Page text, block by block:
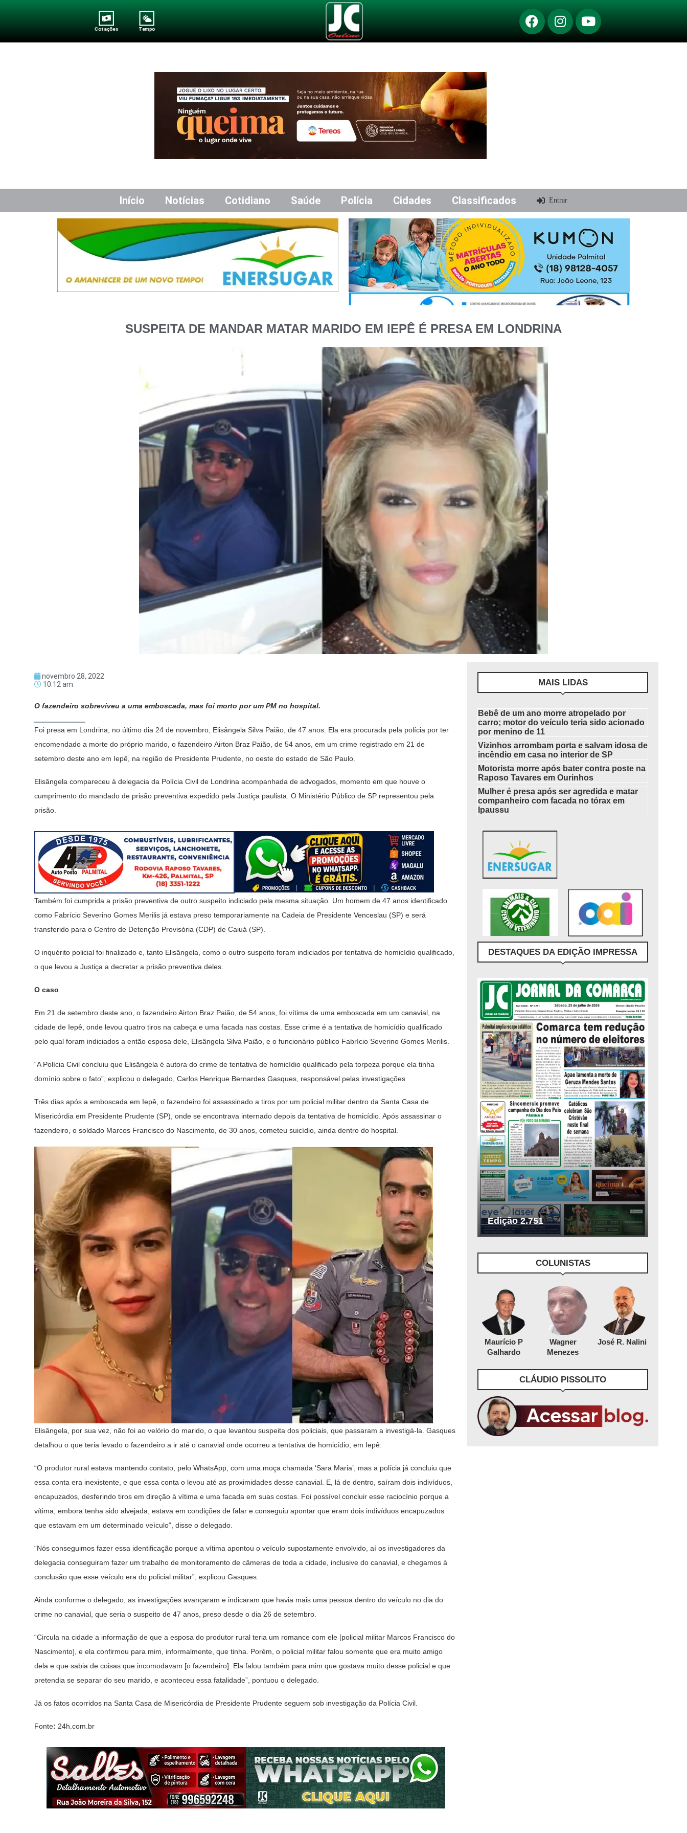
Cotações Tempo
Início Notícias Cotidiano Saúde Polícia Cidades Classificados Entrar
SUSPEITA DE MANDAR MATAR MARIDO EM IEPÊ É PRESA EM LONDRINA
novembro 28, 2022
10:12 am
O fazendeiro sobreviveu a uma emboscada, mas foi morto por um PM no hospital.
Foi presa em Londrina, no último dia 24 de novembro, Elisângela Silva Paião, de 47 anos. Ela era procurada pela polícia por ter
encomendado a morte do próprio marido, o fazendeiro Airton Braz Paião, de 54 anos, em um crime registrado em 21 de
setembro deste ano em Iepê, na região de Presidente Prudente, no oeste do estado de São Paulo.
Elisângela compareceu à delegacia da Polícia Civil de Londrina acompanhada de advogados, momento em que houve o
cumprimento do mandado de prisão preventiva expedido pela Justiça paulista. O Ministério Público de SP representou pela
prisão.
Também foi cumprida a prisão preventiva de outro suspeito indiciado pela mesma situação. Um homem de 47 anos identificado
como Fabrício Severino Gomes Merilis já estava preso temporariamente na Cadeia de Presidente Venceslau (SP) e será
transferido para o Centro de Detenção Provisória (CDP) de Caiuá (SP).
O inquérito policial foi finalizado e, tanto Elisângela, como o outro suspeito foram indiciados por tentativa de homicídio qualificado,
o que levou a Justiça a decretar a prisão preventiva deles.
O caso
Em 21 de setembro deste ano, o fazendeiro Airton Braz Paião, de 54 anos, foi vítima de uma emboscada em um canavial, na
cidade de Iepê, onde levou quatro tiros na cabeça e uma facada nas costas. Esse crime é a tentativa de homicídio qualificado
pelo qual foram indiciados a então esposa dele, Elisângela Silva Paião, e o funcionário público Fabrício Severino Gomes Merilis.
“A Polícia Civil concluiu que Elisângela é autora do crime de tentativa de homicídio qualificado pela torpeza porque ela tinha
domínio sobre o fato”, explicou o delegado, Carlos Henrique Bernardes Gasques, responsável pelas investigações
Três dias após a emboscada em Iepê, o fazendeiro foi assassinado a tiros por um policial militar dentro da Santa Casa de
Misericórdia em Presidente Prudente (SP), onde se encontrava internado depois da tentativa de homicídio. Após assassinar o
fazendeiro, o soldado Marcos Francisco do Nascimento, de 30 anos, cometeu suicídio, ainda dentro do hospital.
Elisângela, por sua vez, não foi ao velório do marido, o que levantou suspeita dos policiais, que passaram a investigá-la. Gasques
detalhou o que teria levado o fazendeiro a ir até o canavial onde ocorreu a tentativa de homicídio, em Iepê:
“O produtor rural estava mantendo contato, pelo WhatsApp, com uma moça chamada ‘Sara Maria’, mas a polícia já concluiu que
essa conta era inexistente, e que essa conta o levou até as proximidades desse canavial. E, lá de dentro, saíram dois indivíduos,
encapuzados, desferindo tiros em direção à vítima e uma facada em suas costas. Foi possível concluir esse raciocínio porque a
vítima, embora tenha sido alvejada, estava em condições de falar e conseguiu apontar que eram dois indivíduos encapuzados
que estavam em um determinado veículo”, disse o delegado.
“Nós conseguimos fazer essa identificação porque a vítima apontou o veículo supostamente envolvido, aí os investigadores da
delegacia conseguiram fazer um trabalho de monitoramento de câmeras de toda a cidade, inclusive do canavial, e chegamos à
conclusão que esse veículo era do policial militar”, explicou Gasques.
Ainda conforme o delegado, as investigações avançaram e indicaram que havia mais uma pessoa dentro do veículo no dia do
crime no canavial, que seria o suspeito de 47 anos, preso desde o dia 26 de setembro.
“Circula na cidade a informação de que a esposa do produtor rural teria um romance com ele [policial militar Marcos Francisco do
Nascimento], e ela confirmou para mim, informalmente, que tinha. Porém, o policial militar falou somente que era muito amigo
dela e que sabia de coisas que incomodavam [o fazendeiro]. Ela falou também para mim que gostava muito desse policial e que
pretendia se separar do seu marido, e aconteceu essa fatalidade”, pontuou o delegado.
Já os fatos ocorridos na Santa Casa de Misericórdia de Presidente Prudente seguem sob investigação da Polícia Civil.
Fonte: 24h.com.br
MAIS LIDAS
Bebê de um ano morre atropelado por
carro; motor do veículo teria sido acionado
por menino de 11
Vizinhos arrombam porta e salvam idosa de
incêndio em casa no interior de SP
Motorista morre após bater contra poste na
Raposo Tavares em Ourinhos
Mulher é presa após ser agredida e matar
companheiro com facada no tórax em
Ipaussu
DESTAQUES DA EDIÇÃO IMPRESSA
Edição 2.751
COLUNISTAS
Maurício P
Galhardo
Wagner
Menezes
José R. Nalini
CLÁUDIO PISSOLITO